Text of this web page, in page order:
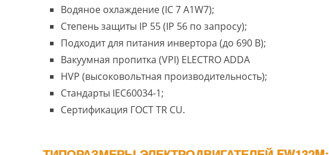
Водяное охлаждение (IC 7 A1W7);
Степень защиты IP 55 (IP 56 по запросу);
Подходит для питания инвертора (до 690 В);
Вакуумная пропитка (VPI) ELECTRO ADDA
HVP (высоковольтная производительность);
Стандарты IEC60034-1;
Сертификация ГОСТ TR CU.